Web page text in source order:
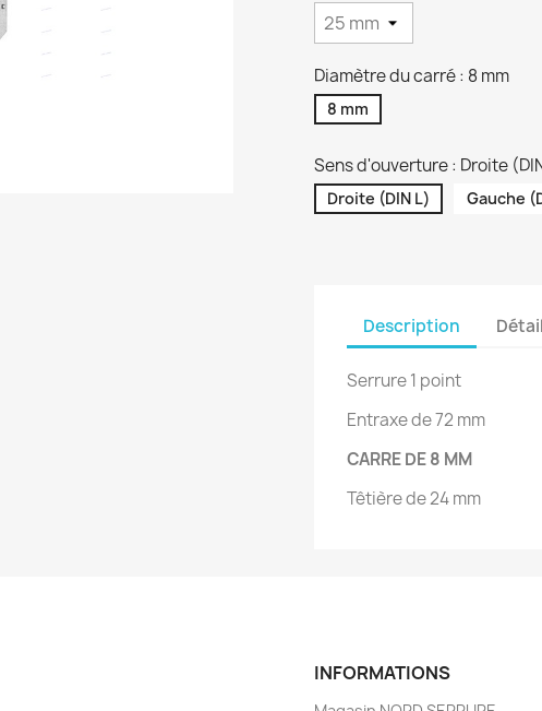
Diamètre du carré : 8 mm
8 mm
Sens d'ouverture : Droite
Droite (DIN L) Gauche
Description
Serrure 1 point
Entraxe de 72 mm
CARRE DE 8 MM
Têtière de 24 mm
INFORMATIONS